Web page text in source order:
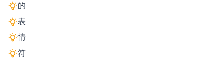
的
表
情
符